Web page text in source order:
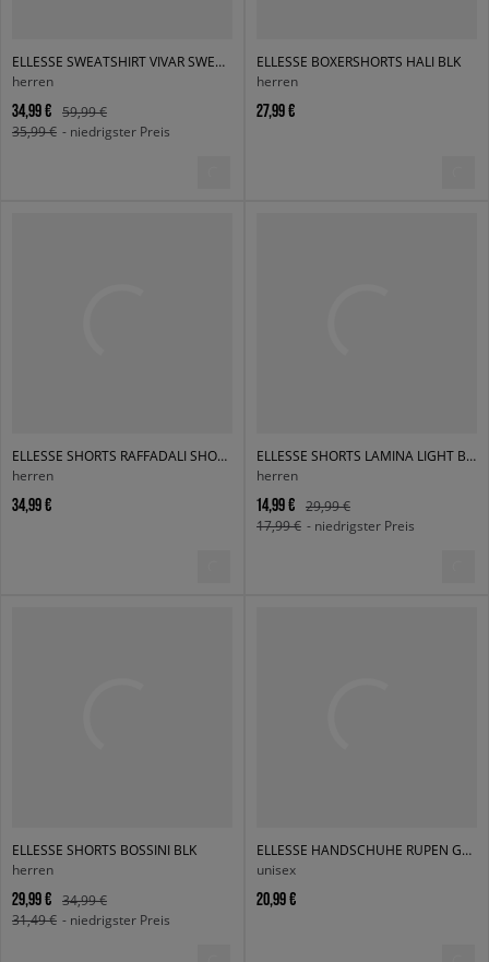
ELLESSE SWEATSHIRT VIVAR SWEATSHIRT WSHD BLK
herren
34,99 €
59,99 €
35,99 € - niedrigster Preis
ELLESSE BOXERSHORTS HALI BLK
herren
27,99 €
ELLESSE SHORTS RAFFADALI SHORTS GREY MRL
herren
34,99 €
ELLESSE SHORTS LAMINA LIGHT BLUE
herren
14,99 €
29,99 €
17,99 € - niedrigster Preis
ELLESSE SHORTS BOSSINI BLK
herren
29,99 €
34,99 €
31,49 € - niedrigster Preis
ELLESSE HANDSCHUHE RUPEN GLOVES BLK
unisex
20,99 €